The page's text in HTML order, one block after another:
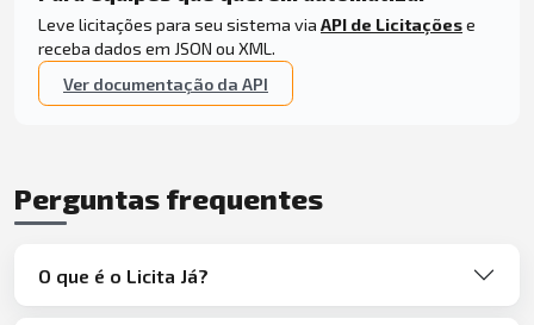
Leve licitações para seu sistema via API de Licitaçõese
receba dados em JSON ou XML.
Ver documentação da API
Perguntas frequentes
O que é o Licita Já?